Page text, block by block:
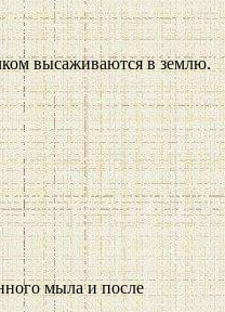
высаживаются в землю.
мыла и после